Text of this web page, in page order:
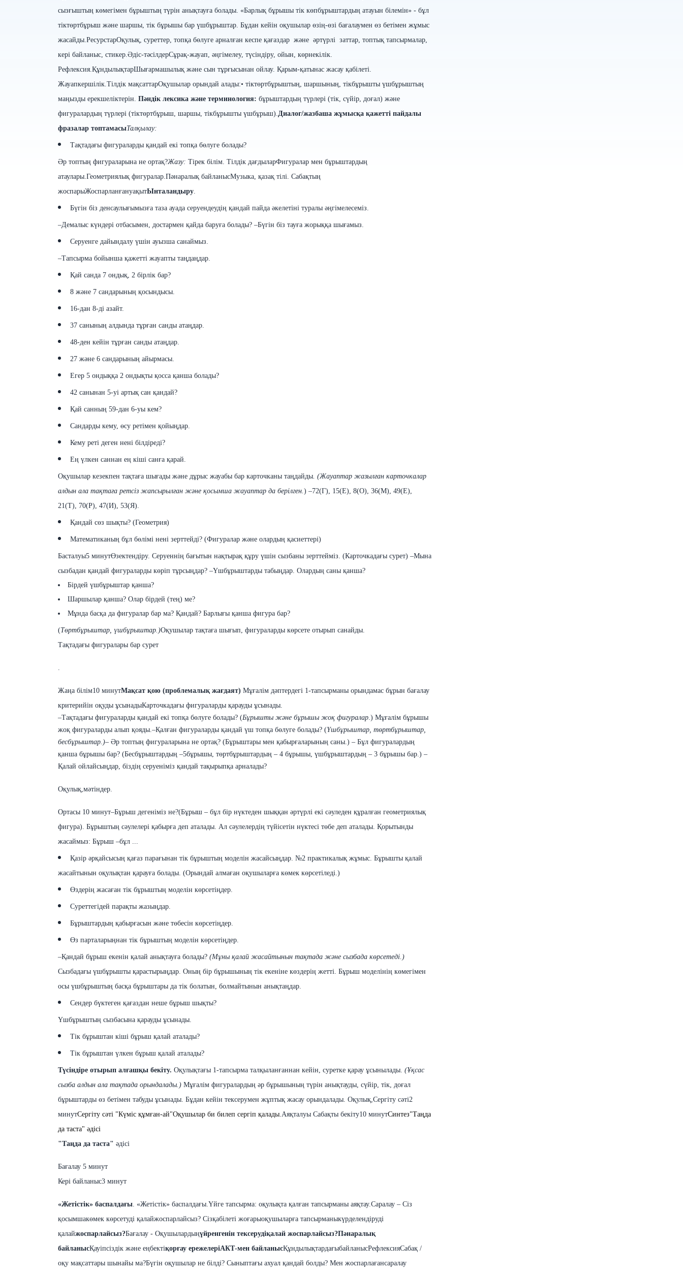
сызғыштың көмегімен бұрыштың түрін анықтауға болады. «Барлық бұрышы тік көпбұрыштардың атауын білемін» - бұл
тіктөртбұрыш жəне шаршы, тік бұрышы бар үшбұрыштар. Бұдан кейін оқушылар өзің-өзі бағалаумен өз бетімен жұмыс
жасайды.РесурстарОқулық, суреттер, топқа бөлуге арналған кеспе қағаздар және әртүрлі заттар, топтық тапсырмалар,
кері байланыс, стикер.Әдіс-тәсілдерСұрақ-жауап, әңгімелеу, түсіндіру, ойын, көрнекілік.
Рефлексия.ҚұндылықтарШығармашылық және сын тұрғысынан ойлау. Қарым-қатынас жасау қабілеті.
Жауапкершілік.Тілдік мақсаттарОқушылар орындай алады:• тіктөртбұрыштың, шаршының, тікбұрышты үшбұрыштың
маңызды ерекшеліктерін. Пəндік лексика жəне терминология: бұрыштардың түрлері (тік, сүйір, доғал) жəне
фигуралардың түрлері (тіктөртбұрыш, шаршы, тікбұрышты үшбұрыш).Диалог/жазбаша жұмысқа қажетті пайдалы
фразалар топтамасыТалқылау:
Тақтадағы фигураларды қандай екі топқа бөлуге болады?
Əр топтың фигураларына не ортақ?Жазу: Тірек білім. Тілдік дағдыларФигуралар мен бұрыштардың
атаулары.Геометриялық фигуралар.Пәнаралық байланысМузыка, қазақ тілі. Сабақтың
жоспарыЖоспарланғануақытЫнталандыру.
Бүгін біз денсаулығымызға таза ауада серуендеудің қандай пайда əкелетіні туралы əңгімелесеміз.
–Демалыс күндері отбасымен, достармен қайда баруға болады? –Бүгін біз тауға жорыққа шығамыз.
Серуенге дайындалу үшін ауызша санаймыз.
–Тапсырма бойынша қажетті жауапты таңдаңдар.
Қай санда 7 ондық, 2 бірлік бар?
8 жəне 7 сандарының қосындысы.
16-дан 8-ді азайт.
37 санының алдында тұрған санды атаңдар.
48-ден кейін тұрған санды атаңдар.
27 жəне 6 сандарының айырмасы.
Егер 5 ондыққа 2 ондықты қосса қанша болады?
42 санынан 5-уі артық сан қандай?
Қай санның 59-дан 6-уы кем?
Сандарды кему, өсу ретімен қойыңдар.
Кему реті деген нені білдіреді?
Ең үлкен саннан ең кіші санға қарай.
Оқушылар кезекпен тақтаға шығады жəне дұрыс жауабы бар карточканы таңдайды. (Жауаптар жазылған карточкалар
алдын ала тақтаға ретсіз жапсырылған жəне қосымша жауаптар да берілген.) –72(Г), 15(Е), 8(О), 36(М), 49(Е),
21(Т), 70(Р), 47(И), 53(Я).
Қандай сөз шықты? (Геометрия)
Математиканың бұл бөлімі нені зерттейді? (Фигуралар жəне олардың қасиеттері)
Басталуы5 минутӨзектендіру. Серуеннің бағытын нақтырақ құру үшін сызбаны зерттейміз. (Карточкадағы сурет) –Мына
сызбадан қандай фигураларды көріп тұрсыңдар? –Үшбұрыштарды табыңдар. Олардың саны қанша?
Бірдей үшбұрыштар қанша?
Шаршылар қанша? Олар бірдей (тең) ме?
Мұнда басқа да фигуралар бар ма? Қандай? Барлығы қанша фигура бар?
(Төртбұрыштар, үшбұрыштар.)Оқушылар тақтаға шығып, фигураларды көрсете отырып санайды.
Тақтадағы фигуралары бар сурет
.
Жаңа білім10 минутМақсат қою (проблемалық жағдаят) Мұғалім дəптердегі 1-тапсырманы орындамас бұрын бағалау
критерийін оқуды ұсынадыКарточкадағы фигураларды қарауды ұсынады.
–Тақтадағы фигураларды қандай екі топқа бөлуге болады? (Бұрышты жəне бұрышы жоқ фигуралар.) Мұғалім бұрышы
жоқ фигураларды алып қояды.–Қалған фигураларды қандай үш топқа бөлуге болады? (Үшбұрыштар, төртбұрыштар,
бесбұрыштар.)– Əр топтың фигураларына не ортақ? (Бұрыштары мен қабырғаларының саны.) – Бұл фигуралардың
қанша бұрышы бар? (Бесбұрыштардың –5бұрышы, төртбұрыштардың – 4 бұрышы, үшбұрыштардың – 3 бұрышы бар.) –
Қалай ойлайсыңдар, біздің серуеніміз қандай тақырыпқа арналады?
Оқулық,мәтіндер.
Ортасы 10 минут–Бұрыш дегеніміз не?(Бұрыш – бұл бір нүктеден шыққан əртүрлі екі сəуледен құралған геометриялық
фигура). Бұрыштың сəулелері қабырға деп аталады. Ал сəулелердің түйісетін нүктесі төбе деп аталады. Қорытынды
жасаймыз: Бұрыш –бұл ...
Қазір əрқайсысың қағаз парағынан тік бұрыштың моделін жасайсыңдар. №2 практикалық жұмыс. Бұрышты қалай
жасайтынын оқулықтан қарауға болады. (Орындай алмаған оқушыларға көмек көрсетіледі.)
Өздерің жасаған тік бұрыштың моделін көрсетіңдер.
Суреттегідей парақты жазыңдар.
Бұрыштардың қабырғасын жəне төбесін көрсетіңдер.
Өз парталарыңнан тік бұрыштың моделін көрсетіңдер.
–Қандай бұрыш екенін қалай анықтауға болады? (Мұны қалай жасайтынын тақтада жəне сызбада көрсетеді.)
Сызбадағы үшбұрышты қарастырыңдар. Оның бір бұрышының тік екеніне көздерің жетті. Бұрыш моделінің көмегімен
осы үшбұрыштың басқа бұрыштары да тік болатын, болмайтынын анықтаңдар.
Сендер бүктеген қағаздан неше бұрыш шықты?
Үшбұрыштың сызбасына қарауды ұсынады.
Тік бұрыштан кіші бұрыш қалай аталады?
Тік бұрыштан үлкен бұрыш қалай аталады?
Түсіндіре отырып алғашқы бекіту. Оқулықтағы 1-тапсырма талқыланғаннан кейін, суретке қарау ұсынылады. (Ұқсас
сызба алдын ала тақтада орындалады.) Мұғалім фигуралардың əр бұрышының түрін анықтауды, сүйір, тік, доғал
бұрыштарды өз бетімен табуды ұсынады. Бұдан кейін тексерумен жұптық жасау орындалады. Оқулық,Сергіту сәті2
минутСергіту сәті "Күміс құмған-ай"Оқушылар би билеп сергіп қалады.Аяқталуы Сабақты бекіту10 минутСинтез"Таңда
да таста" әдісі
"Таңда да таста" әдісі
Бағалау 5 минут
Кері байланыс3 минут
«Жетістік» баспалдағы. «Жетістік» баспалдағы.Үйге тапсырма: оқулықта қалған тапсырманы аяқтау.Саралау – Сіз
қосымшакөмек көрсетуді қалайжоспарлайсыз? Сізқабілеті жоғарыоқушыларға тапсырманыкүрделендіруді
қалайжоспарлайсыз?Бағалау - Оқушылардыңүйренгенін тексерудіқалай жоспарлайсыз?Пəнаралық
байланысҚауіпсіздік жəне еңбектіқорғау ережелеріАКТ-мен байланысҚұндылықтардағыбайланысРефлексияСабақ /
оқу мақсаттары шынайы ма?Бүгін оқушылар не білді? Сыныптағы ахуал қандай болды? Мен жоспарлағансаралау